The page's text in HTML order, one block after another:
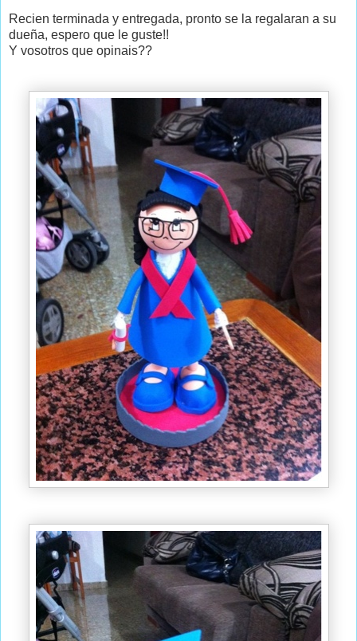
Recien terminada y entregada, pronto se la regalaran a su
dueña, espero que le guste!!
Y vosotros que opinais??